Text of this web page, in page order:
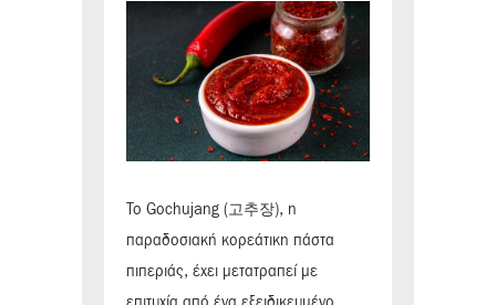
Το Gochujang (고추장), η
παραδοσιακή κορεάτικη πάστα
πιπεριάς, έχει μετατραπεί με